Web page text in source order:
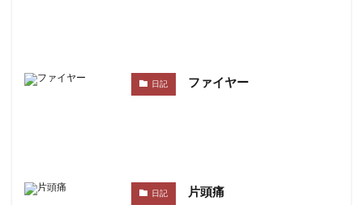
日記 ファイヤー
日記 片頭痛